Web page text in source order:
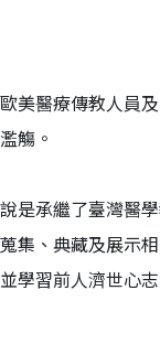
美醫療傳教人員
觴。
是承繼了臺灣醫
集、典藏及展示
學習前人濟世心